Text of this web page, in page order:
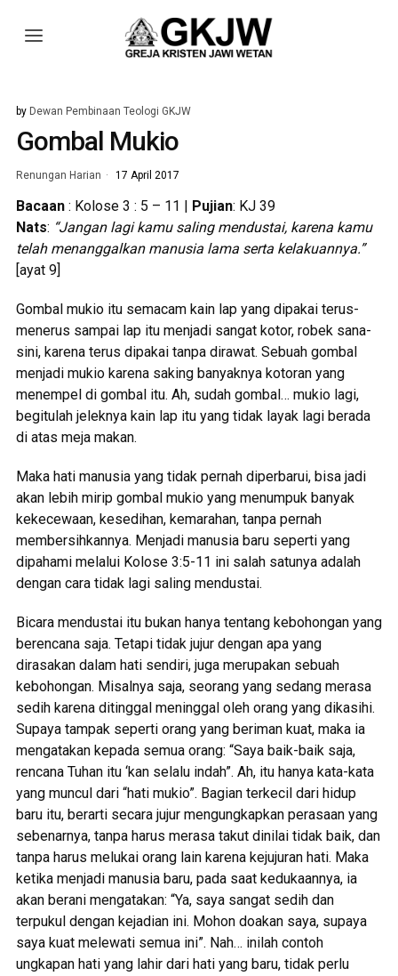
by Dewan Pembinaan Teologi GKJW
Gombal Mukio
Renungan Harian 17 April 2017
Bacaan: Kolose 3 : 5 – 11 | Pujian: KJ 39
Nats: “Jangan lagi kamu saling mendustai, karena kamu
telah menanggalkan manusia lama serta kelakuannya.”
[ayat 9]
Gombal mukio itu semacam kain lap yang dipakai terus-
menerus sampai lap itu menjadi sangat kotor, robek sana-
sini, karena terus dipakai tanpa dirawat. Sebuah gombal
menjadi mukio karena saking banyaknya kotoran yang
menempel di gombal itu. Ah, sudah gombal… mukio lagi,
begitulah jeleknya kain lap itu yang tidak layak lagi berada
di atas meja makan.
Maka hati manusia yang tidak pernah diperbarui, bisa jadi
akan lebih mirip gombal mukio yang menumpuk banyak
kekecewaan, kesedihan, kemarahan, tanpa pernah
membersihkannya. Menjadi manusia baru seperti yang
dipahami melalui Kolose 3:5-11 ini salah satunya adalah
dengan cara tidak lagi saling mendustai.
Bicara mendustai itu bukan hanya tentang kebohongan yang
berencana saja. Tetapi tidak jujur dengan apa yang
dirasakan dalam hati sendiri, juga merupakan sebuah
kebohongan. Misalnya saja, seorang yang sedang merasa
sedih karena ditinggal meninggal oleh orang yang dikasihi.
Supaya tampak seperti orang yang beriman kuat, maka ia
mengatakan kepada semua orang: “Saya baik-baik saja,
rencana Tuhan itu ‘kan selalu indah”. Ah, itu hanya kata-kata
yang muncul dari “hati mukio”. Bagian terkecil dari hidup
baru itu, berarti secara jujur mengungkapkan perasaan yang
sebenarnya, tanpa harus merasa takut dinilai tidak baik, dan
tanpa harus melukai orang lain karena kejujuran hati. Maka
ketika menjadi manusia baru, pada saat kedukaannya, ia
akan berani mengatakan: “Ya, saya sangat sedih dan
terpukul dengan kejadian ini. Mohon doakan saya, supaya
saya kuat melewati semua ini”. Nah… inilah contoh
ungkapan hati yang lahir dari hati yang baru, tidak perlu